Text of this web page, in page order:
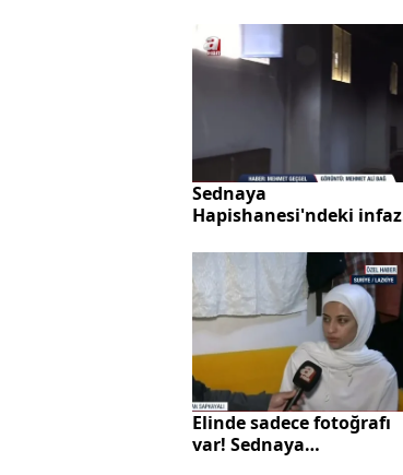
bilmiyorduk"
Sednaya
Hapishanesi'ndeki infaz
Elinde sadece fotoğrafı
var! Sednaya